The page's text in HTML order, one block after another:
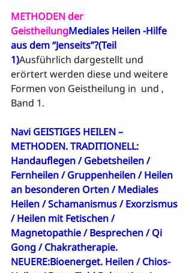
METHODEN der
GeistheilungMediales Heilen -Hilfe
aus dem “Jenseits”?(Teil
1)Ausführlich dargestellt und
erörtert werden diese und weitere
Formen von Geistheilung in und ,
Band 1.
Navi GEISTIGES HEILEN –
METHODEN. TRADITIONELL:
Handauflegen / Gebetsheilen /
Fernheilen / Gruppenheilen / Heilen
an besonderen Orten / Mediales
Heilen / Schamanismus / Exorzismus
/ Heilen mit Fetischen /
Magnetopathie / Besprechen / Qi
Gong / Chakratherapie.
NEUERE:Bioenerget. Heilen / Chios-